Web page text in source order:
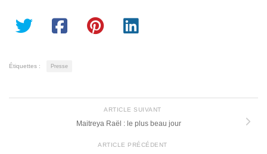
Étiquettes : Presse
ARTICLE SUIVANT
Maitreya Raël : le plus beau jour
ARTICLE PRÉCÉDENT